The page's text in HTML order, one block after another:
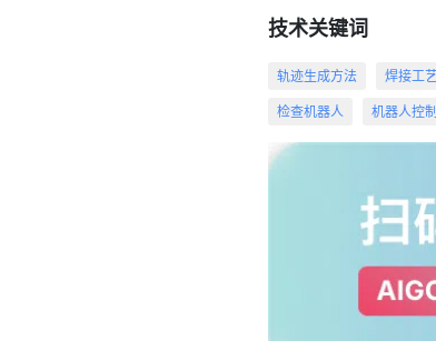
技术关键词
轨迹生成方法 焊接工
检查机器人 机器人控